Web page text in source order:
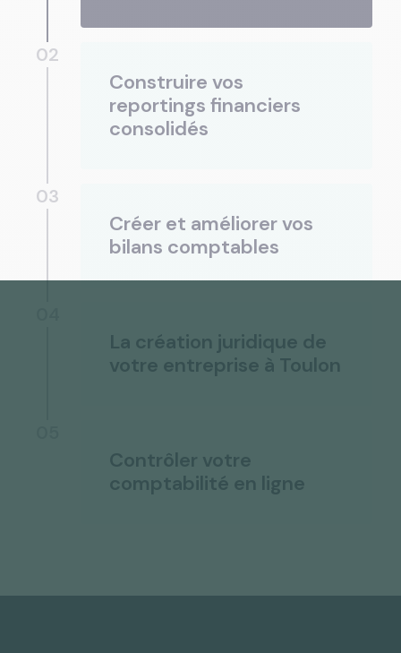
02
Construire vos
reportings financiers
consolidés
03
Créer et améliorer vos
bilans comptables
La création juridique de
votre entreprise à Toulon
Contrôler votre
comptabilité en ligne